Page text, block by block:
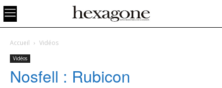
Accueil Vidéos
Vidéos
Nosfell : Rubicon